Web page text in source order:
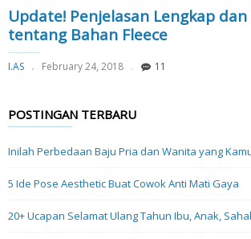
Update! Penjelasan Lengkap dan
tentang Bahan Fleece
I.AS February 24, 2018 11
POSTINGAN TERBARU
Inilah Perbedaan Baju Pria dan Wanita yang
5 Ide Pose Aesthetic Buat Cowok Anti Mati Gaya
20+ Ucapan Selamat Ulang Tahun Ibu, Anak,